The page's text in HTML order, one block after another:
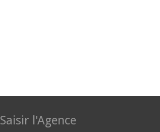
Saisir l'Agence